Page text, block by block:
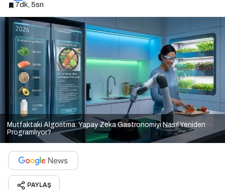
7dk, 5sn
Mutfaktaki Algoritma: Yapay Zeka Gastronomiyi Nasıl Yeniden
Programlıyor?
PAYLAŞ